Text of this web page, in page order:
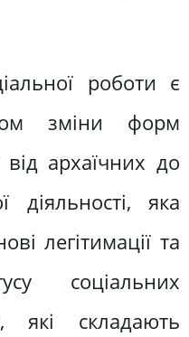
роботи є
зміни форм
від архаїчних до
діяльності, яка
легітимації та
соціальних
які складають